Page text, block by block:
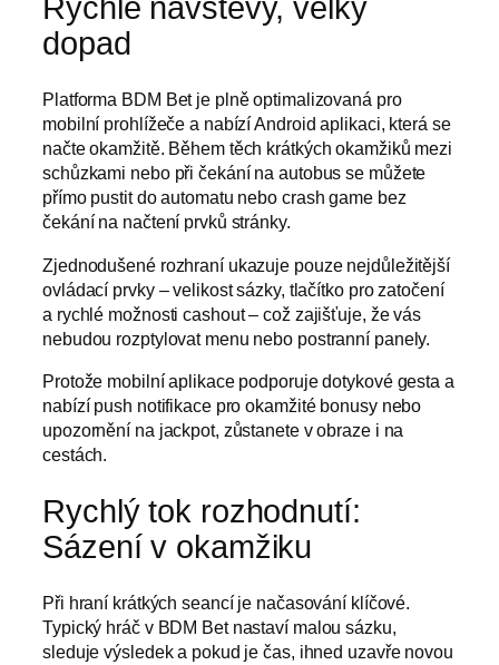
Rychlé návštěvy, velký
dopad
Platforma BDM Bet je plně optimalizovaná pro
mobilní prohlížeče a nabízí Android aplikaci, která se
načte okamžitě. Během těch krátkých okamžiků mezi
schůzkami nebo při čekání na autobus se můžete
přímo pustit do automatu nebo crash game bez
čekání na načtení prvků stránky.
Zjednodušené rozhraní ukazuje pouze nejdůležitější
ovládací prvky – velikost sázky, tlačítko pro zatočení
a rychlé možnosti cashout – což zajišťuje, že vás
nebudou rozptylovat menu nebo postranní panely.
Protože mobilní aplikace podporuje dotykové gesta a
nabízí push notifikace pro okamžité bonusy nebo
upozornění na jackpot, zůstanete v obraze i na
cestách.
Rychlý tok rozhodnutí:
Sázení v okamžiku
Při hraní krátkých seancí je načasování klíčové.
Typický hráč v BDM Bet nastaví malou sázku,
sleduje výsledek a pokud je čas, ihned uzavře novou